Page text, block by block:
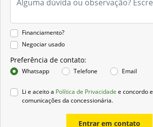
Financiamento?
Negociar usado
Preferência de contato:
Telefone Email